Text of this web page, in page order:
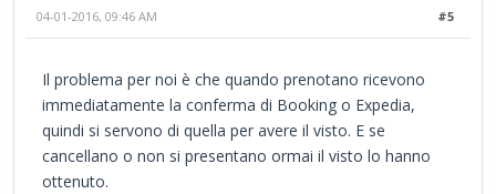
#5
04-01-2016, 09:46 AM
Il problema per noi è che quando prenotano ricevono
immediatamente la conferma di Booking o Expedia,
quindi si servono di quella per avere il visto. E se
cancellano o non si presentano ormai il visto lo hanno
ottenuto.